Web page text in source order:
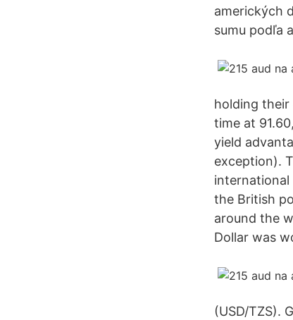
amerických
sumu podľa
holding
time at
yield
exception).
international
the British
around the
Dollar was
(USD/TZS).